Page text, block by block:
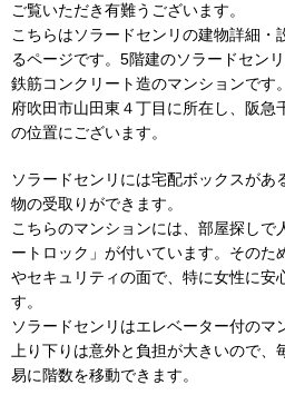
ご覧いただき有難うございます。
こちらはソラードセンリの建物詳細・
るページです。5階建のソラードセン
鉄筋コンクリート造のマンションです
府吹田市山田東４丁目に所在し、阪急
の位置にございます。
ソラードセンリには宅配ボックスがあ
物の受取りができます。
こちらのマンションには、部屋探しで
ートロック」が付いています。そのた
やセキュリティの面で、特に女性に安
す。
ソラードセンリはエレベーター付のマ
上り下りは意外と負担が大きいので
易に階数を移動できます。